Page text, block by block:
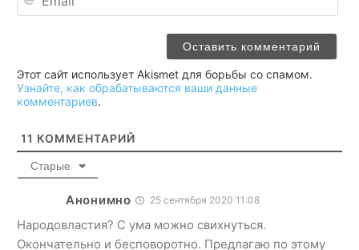
Этот сайт использует Akismet для борьбы со спамом.
Узнайте, как обрабатываются ваши данные
комментариев.
11 КОММЕНТАРИЙ
Старые
Анонимно 25 сентября 2020 11:08
Народовластия? С ума можно свихнуться.
Окончательно и бесповоротно. Предлагаю по этому